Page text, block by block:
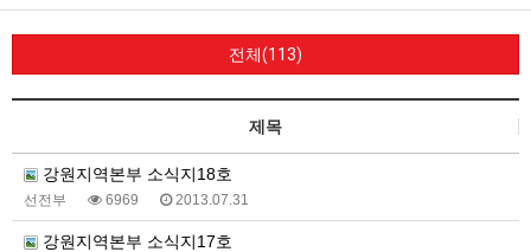
전체(113)
제목
강원지역본부 소식지18호
선전부 6969 2013.07.31
강원지역본부 소식지17호